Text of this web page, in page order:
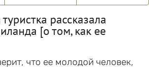
рассказала
[о том, как ее
что ее молодой человек,